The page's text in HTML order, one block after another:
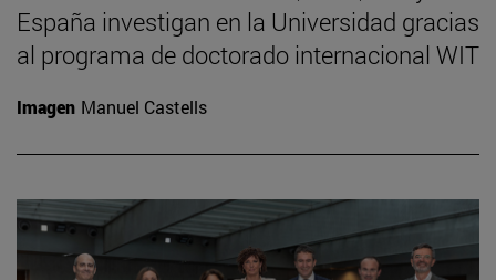
España investigan en la Universidad gracias
al programa de doctorado internacional WIT
Imagen Manuel Castells